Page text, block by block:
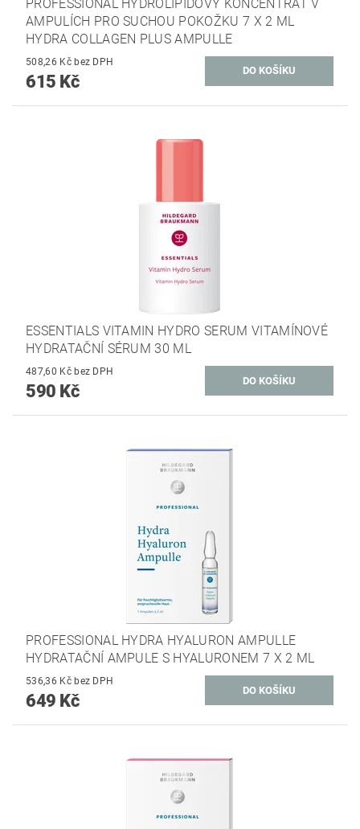
PROFESSIONAL HYDROLIPIDOVÝ KONCENTRÁT V
AMPULÍCH PRO SUCHOU POKOŽKU 7 X 2 ML
HYDRA COLLAGEN PLUS AMPULLE
508,26 Kč bez DPH
615 Kč
ESSENTIALS VITAMIN HYDRO SERUM VITAMÍNOVÉ
HYDRATAČNÍ SÉRUM 30 ML
487,60 Kč bez DPH
590 Kč
PROFESSIONAL HYDRA HYALURON AMPULLE
HYDRATAČNÍ AMPULE S HYALURONEM 7 X 2 ML
536,36 Kč bez DPH
649 Kč